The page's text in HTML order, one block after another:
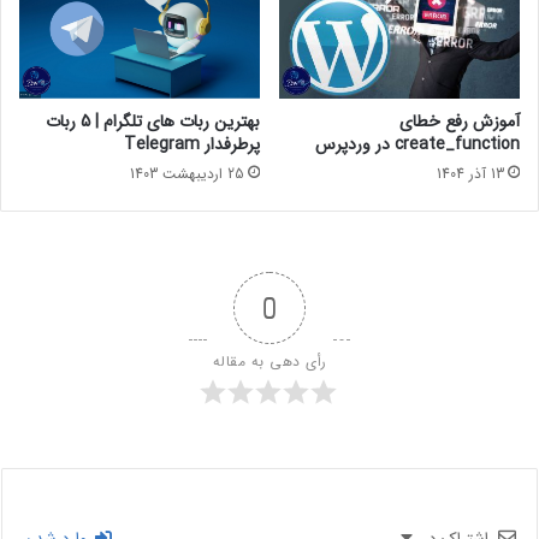
مشاهده هستند.
آموزش رفع خطای
create_function در وردپرس
13 آذر 1404
بهترین ربات های تلگرام | 5 ربات
پرطرفدار Telegram
25 اردیبهشت 1403
0
رأی دهی به مقاله